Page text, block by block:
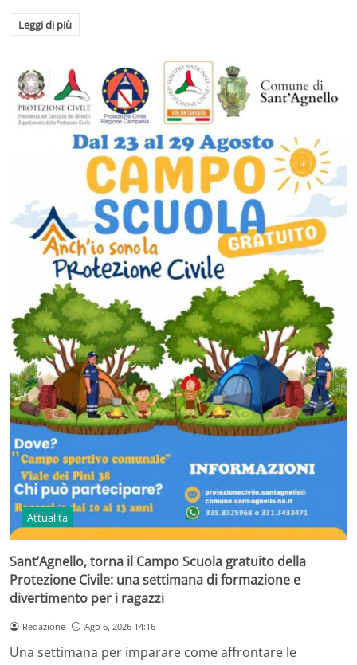
Leggi di più
Attualità
Sant’Agnello, torna il Campo Scuola gratuito della
Protezione Civile: una settimana di formazione e
divertimento per i ragazzi
Redazione Ago 6, 2026 14:16
Una settimana per imparare come affrontare le